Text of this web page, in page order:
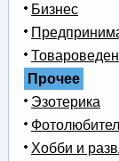
Бизнес
Прочее
Эзотерика
Хобби и